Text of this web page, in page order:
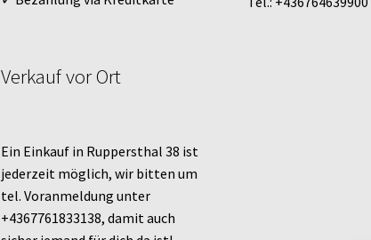
Verkauf vor Ort
Ein Einkauf in Ruppersthal 38 ist
jederzeit möglich, wir bitten um
tel. Voranmeldung unter
+4367761833138, damit auch